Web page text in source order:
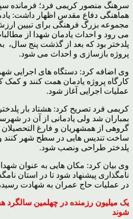
سرهنگ منصور کریمی فرد؛ فرمانده
هماهنگی دفاع مقدس اظهار داشت:
مجموعه بزرگ فرهنگی برای تبیین
می رود و احداث یادمان شهدا از
پلدختر بود که بعد از گذشت پنج سال،
پروژه بازسازی و احداث می شود.
وی اضافه کرد: دستگاه های اجرایی
کارگاه پروژه یادمان همت کنند و کمک
عملیات اجرایی آغاز شود.
کریمی فرد تصریح کرد: هشتاد بار
بمباران شد ولی یادمانی از آن در
گروهی از همشهریان و فارغ التحصیلان
ساخت تندیس هایی در سطح شهر کنند و
پلدختر طراحی ونصب شود.
وی بیان کرد: مکان هایی به عنوان
در عملیات حاج عمران به شهادت رسیده
یک میلیون رزمنده در چهلمین
شوند